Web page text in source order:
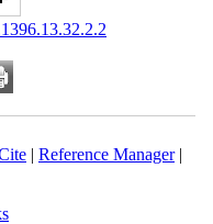
|Reference Manager